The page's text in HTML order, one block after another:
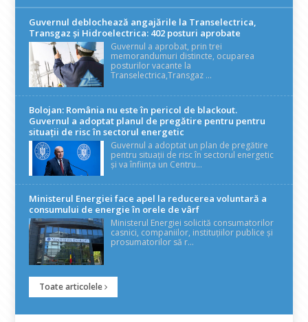
Guvernul deblochează angajările la Transelectrica,
Transgaz și Hidroelectrica: 402 posturi aprobate
Guvernul a aprobat, prin trei
memorandumuri distincte, ocuparea
posturilor vacante la
Transelectrica,Transgaz ...
Bolojan: România nu este în pericol de blackout.
Guvernul a adoptat planul de pregătire pentru pentru
situații de risc în sectorul energetic
Guvernul a adoptat un plan de pregătire
pentru situații de risc în sectorul energetic
și va înființa un Centru...
Ministerul Energiei face apel la reducerea voluntară a
consumului de energie în orele de vârf
Ministerul Energiei solicită consumatorilor
casnici, companiilor, instituțiilor publice și
prosumatorilor să r...
Toate articolele